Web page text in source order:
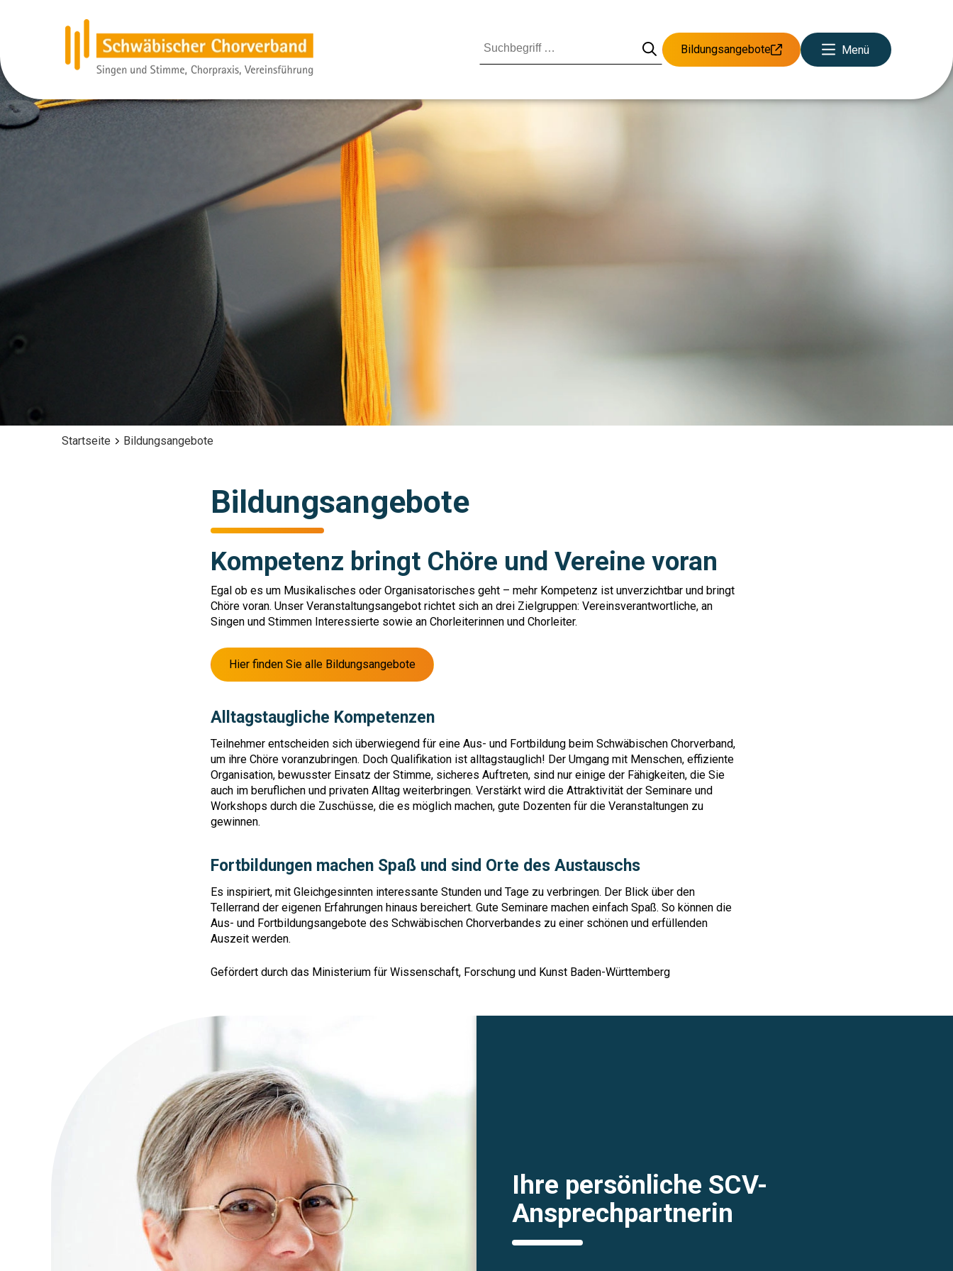
Bildungsangebote Menü
Startseite Bildungsangebote
Bildungsangebote
Kompetenz bringt Chöre und Vereine voran
Egal ob es um Musikalisches oder Organisatorisches geht – mehr Kompetenz ist unverzichtbar und bringt
Chöre voran. Unser Veranstaltungsangebot richtet sich an drei Zielgruppen: Vereinsverantwortliche, an
Singen und Stimmen Interessierte sowie an Chorleiterinnen und Chorleiter.
Hier finden Sie alle Bildungsangebote
Alltagstaugliche Kompetenzen
Teilnehmer entscheiden sich überwiegend für eine Aus- und Fortbildung beim Schwäbischen Chorverband,
um ihre Chöre voranzubringen. Doch Qualifikation ist alltagstauglich! Der Umgang mit Menschen, effiziente
Organisation, bewusster Einsatz der Stimme, sicheres Auftreten, sind nur einige der Fähigkeiten, die Sie
auch im beruflichen und privaten Alltag weiterbringen. Verstärkt wird die Attraktivität der Seminare und
Workshops durch die Zuschüsse, die es möglich machen, gute Dozenten für die Veranstaltungen zu
gewinnen.
Fortbildungen machen Spaß und sind Orte des Austauschs
Es inspiriert, mit Gleichgesinnten interessante Stunden und Tage zu verbringen. Der Blick über den
Tellerrand der eigenen Erfahrungen hinaus bereichert. Gute Seminare machen einfach Spaß. So können die
Aus- und Fortbildungsangebote des Schwäbischen Chorverbandes zu einer schönen und erfüllenden
Auszeit werden.
Gefördert durch das Ministerium für Wissenschaft, Forschung und Kunst Baden-Württemberg
Ihre persönliche SCV-
Ansprechpartnerin